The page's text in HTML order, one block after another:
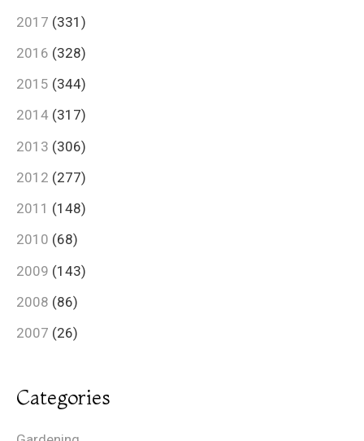
2017 (331)
2016 (328)
2015 (344)
2014 (317)
2013 (306)
2012 (277)
2011 (148)
2010 (68)
2009 (143)
2008 (86)
2007 (26)
Categories